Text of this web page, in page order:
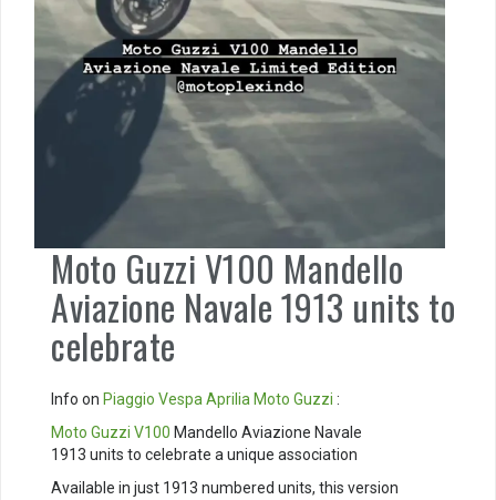
Moto Guzzi V100 Mandello
Aviazione Navale 1913 units to
celebrate
Info on Piaggio VespaAprilia Moto Guzzi :
Moto Guzzi V100 Mandello Aviazione Navale
1913 units to celebrate a unique association
Available in just 1913 numbered units, this version